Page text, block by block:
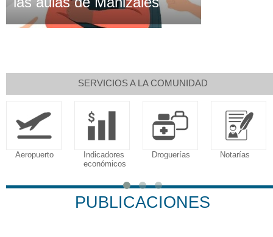
SERVICIOS A LA COMUNIDAD
Aeropuerto
Indicadores
económicos
Droguerías Notarías
PUBLICACIONES